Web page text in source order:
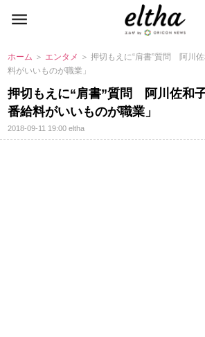
ホーム ＞ エンタメ ＞ 押切もえに“肩書”質問 阿川
料がいいものが職業」
押切もえに“肩書”質問 阿川佐和
番給料がいいものが職業」
2018-09-11 19:00eltha